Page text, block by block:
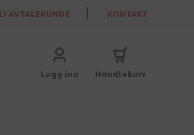
AVTALEKUNDE KONTAKT
Logg inn Handlekurv